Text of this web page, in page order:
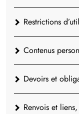
Restrictions
Contenus
Devoirs et
Renvois et